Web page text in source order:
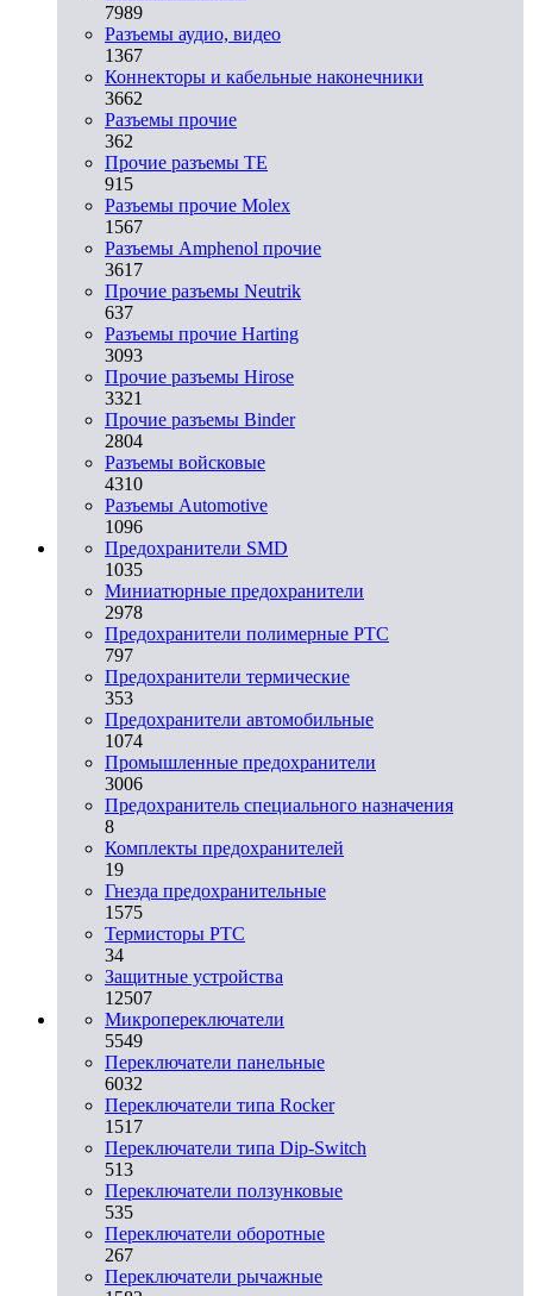
7989
Разъeмы аудио, видео
1367
Коннекторы и кабельные наконечники
3662
Разъeмы прочие
362
Прочие разъемы TE
915
Разъемы прочие Molex
1567
Разъемы Amphenol прочие
3617
Прочие разъемы Neutrik
637
Разъемы прочие Harting
3093
Прочие разъемы Hirose
3321
Прочие разъемы Binder
2804
Разъемы войсковые
4310
Разъeмы Automotive
1096
Предохранители SMD
1035
Миниатюрные предохранители
2978
Предохранители полимерные PTC
797
Предохранители термические
353
Предохранители автомобильные
1074
Промышленные предохранители
3006
Предохранитель специального назначения
8
Комплекты предохранителей
19
Гнезда предохранительные
1575
Термисторы PTC
34
Защитные устройства
12507
Микропереключатели
5549
Переключатели панельные
6032
Переключатели типа Rocker
1517
Переключатели типа Dip-Switch
513
Переключатели ползунковые
535
Переключатели оборотные
267
Переключатели рычажные